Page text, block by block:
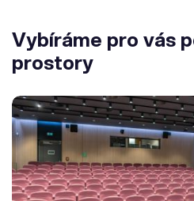
Vybíráme pro vás
prostory